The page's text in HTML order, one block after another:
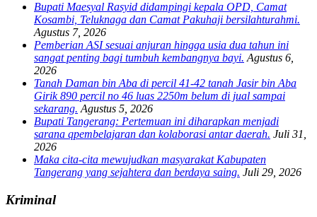
Bupati Maesyal Rasyid didampingi kepala OPD, Camat
Kosambi, Teluknaga dan Camat Pakuhaji bersilahturahmi.
Agustus 7, 2026
Pemberian ASI sesuai anjuran hingga usia dua tahun ini
sangat penting bagi tumbuh kembangnya bayi. Agustus 6,
2026
Tanah Daman bin Aba di percil 41-42 tanah Jasir bin Aba
Girik 890 percil no 46 luas 2250m belum di jual sampai
sekarang. Agustus 5, 2026
Bupati Tangerang: Pertemuan ini diharapkan menjadi
sarana qpembelajaran dan kolaborasi antar daerah. Juli 31,
2026
Maka cita-cita mewujudkan masyarakat Kabupaten
Tangerang yang sejahtera dan berdaya saing. Juli 29, 2026
Kriminal